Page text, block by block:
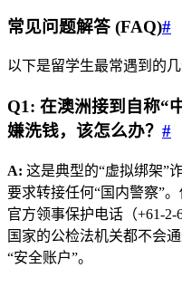
常见问题解答 (FAQ)#
以下是留学生最常遇到的
Q1: 在澳洲接到自称“
嫌洗钱，该怎么办？ #
A: 这是典型的“虚拟绑架”诈
要求转接任何“国内警察”
官方领事保护电话（+61-
国家的公检法机关都不会
“安全账户”。